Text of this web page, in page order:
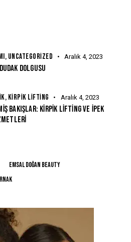
UNCATEGORIZED Aralık 4, 2023
DOLGUSU
KIRPIK LIFTING Aralık 4, 2023
BAKIŞLAR: KIRPIK LIFTING VE İPEK
Emsal Doğan Beauty